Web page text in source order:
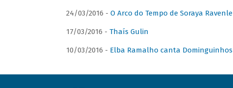
24/03/2016 - O Arco do Tempo de Soraya Ravenle
17/03/2016 - Thaís Gulin
10/03/2016 - Elba Ramalho canta Dominguinhos